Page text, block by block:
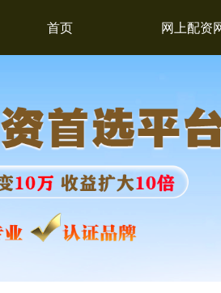
首页 网上配资